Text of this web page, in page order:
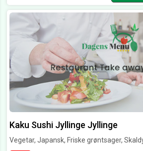
Kaku Sushi Jyllinge Jyllinge
Vegetar, Japansk, Friske grøntsager,